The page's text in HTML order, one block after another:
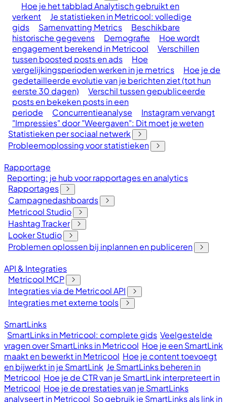
Hoe je het tabblad Analytisch gebruikt en
verkent
Je statistieken in Metricool: volledige
gids
Samenvatting Metrics
Beschikbare
historische gegevens
Demografie
Hoe wordt
engagement berekend in Metricool
Verschillen
tussen boosted posts en ads
Hoe
vergelijkingsperioden werken in je metrics
Hoe je de
gedetailleerde evolutie van je berichten ziet (tot hun
eerste 30 dagen)
Verschil tussen gepubliceerde
posts en bekeken posts in een
periode
Concurrentieanalyse
Instagram vervangt
"Impressies" door "Weergaven": Dit moet je weten
Statistieken per sociaal netwerk
Probleemoplossing voor statistieken
Rapportage
Reporting: je hub voor rapportages en analytics
Rapportages
Campagnedashboards
Metricool Studio
Hashtag Tracker
Looker Studio
Problemen oplossen bij inplannen en publiceren
API & Integraties
Metricool MCP
Integraties via de Metricool API
Integraties met externe tools
SmartLinks
SmartLinks in Metricool: complete gids Veelgestelde
vragen over SmartLinks in Metricool Hoe je een SmartLink
maakt en bewerkt in Metricool Hoe je content toevoegt
en bijwerkt in je SmartLink Je SmartLinks beheren in
Metricool Hoe je de CTR van je SmartLink interpreteert in
Metricool Hoe je de prestaties van je SmartLinks
analyseert in Metricool So gebruik je SmartLinks als link in